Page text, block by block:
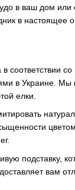
в ваш дом или
в настоящее
соответствии
в Украине.
елки.
подставку,
вам